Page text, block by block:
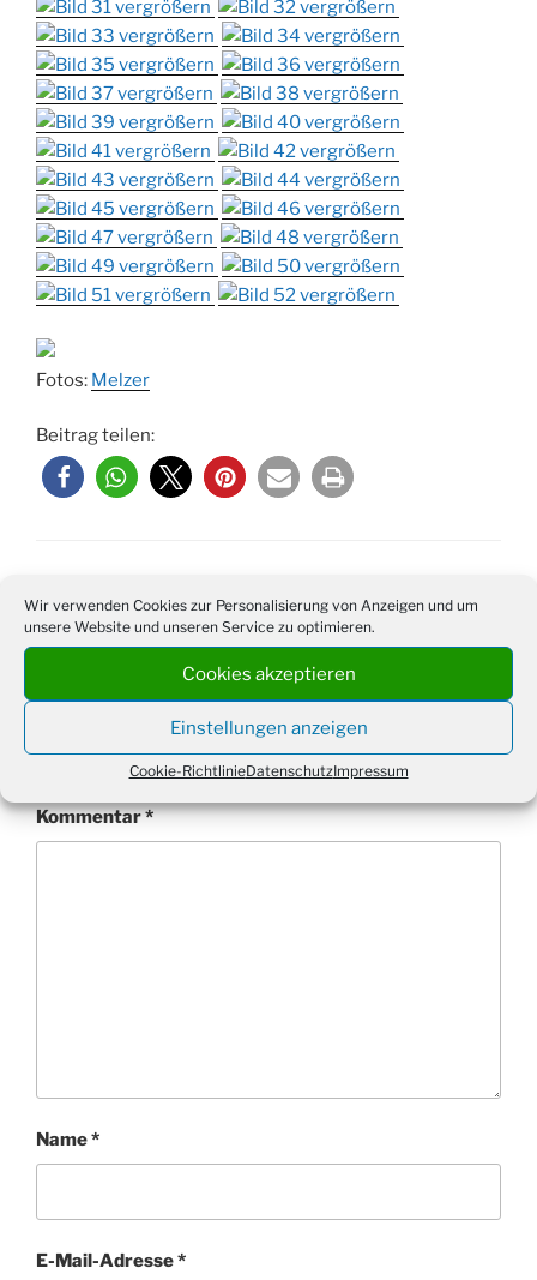
Wir verwenden Cookies zur Personalisierung von Anzeigen und um
unsere Website und unseren Service zu optimieren.
Cookies akzeptieren
Einstellungen anzeigen
Cookie-RichtlinieDatenschutzImpressum
Fotos: Melzer
Beitrag teilen:
Schreibe einen Kommentar
Deine E-Mail-Adresse wird nicht veröffentlicht.
Erforderliche Felder sind mit*markiert
Kommentar*
Name*
E-Mail-Adresse*